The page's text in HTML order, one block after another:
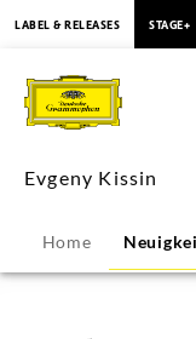
Beethoven
pur
und
-
LABEL & RELEASES STAGE+
Evgeny Kissin
Home